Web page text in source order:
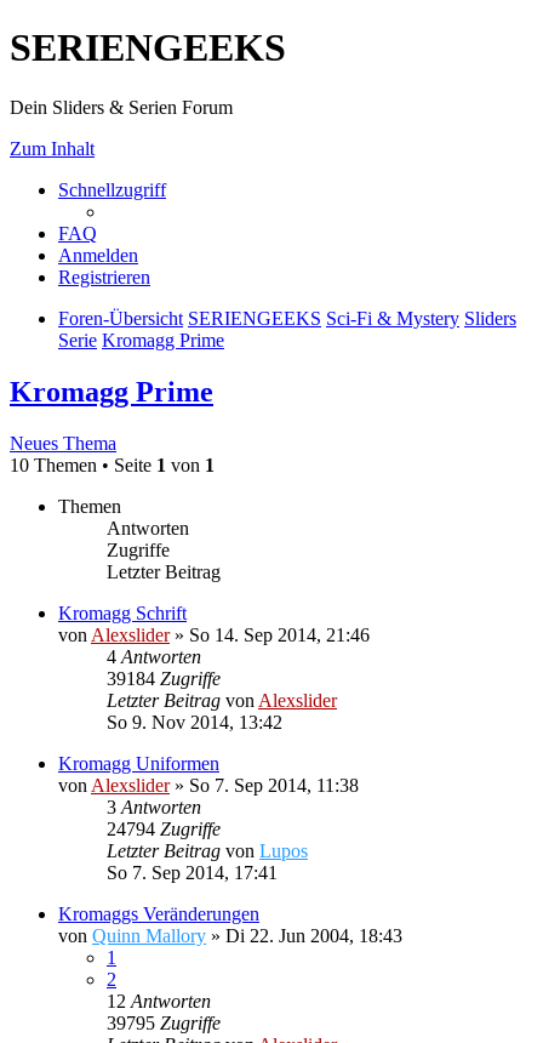
SERIENGEEKS
Dein Sliders & Serien Forum
Zum Inhalt
Schnellzugriff
FAQ
Anmelden
Registrieren
Foren-Übersicht SERIENGEEKS Sci-Fi & Mystery Sliders
Serie Kromagg Prime
Kromagg Prime
Neues Thema
10 Themen • Seite 1 von 1
Themen
Antworten
Zugriffe
Letzter Beitrag
Kromagg Schrift
von Alexslider» So 14. Sep 2014, 21:46
4 Antworten
39184 Zugriffe
Letzter Beitrag von Alexslider
So 9. Nov 2014, 13:42
Kromagg Uniformen
von Alexslider» So 7. Sep 2014, 11:38
3 Antworten
24794 Zugriffe
Letzter Beitrag von Lupos
So 7. Sep 2014, 17:41
Kromaggs Veränderungen
von Quinn Mallory » Di 22. Jun 2004, 18:43
1
2
12 Antworten
39795 Zugriffe